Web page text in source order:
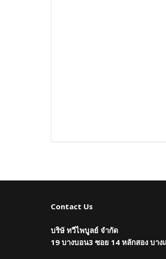
Contact Us
บริษั ทวีไพบูลย์ จำกัด
19 บางบอน3 ซอย 14 หลักสอง บา